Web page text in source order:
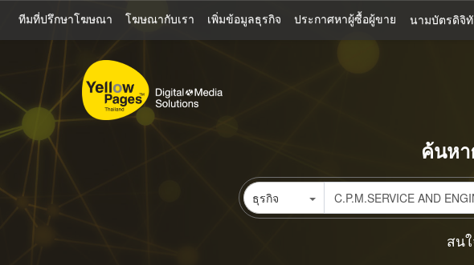
หลัก
ทีมที่ปรึกษาโฆษณา โฆษณากับเรา เพิ่มข้อมูลธุรกิจ ประกาศหาผู้ซื้อผู้ขาย นามบัตรดิจิ
ค้นห
ธุรกิจ
สน